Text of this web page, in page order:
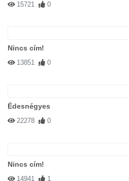
15721 0
Nincs cím!
13851 0
Édesnégyes
22278 0
Nincs cím!
14941 1